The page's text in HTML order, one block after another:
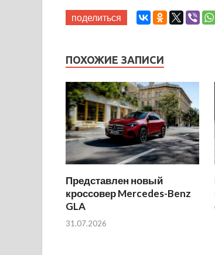
поделиться
ПОХОЖИЕ ЗАПИСИ
Представлен новый
кроссовер Mercedes-Benz
GLA
31.07.2026